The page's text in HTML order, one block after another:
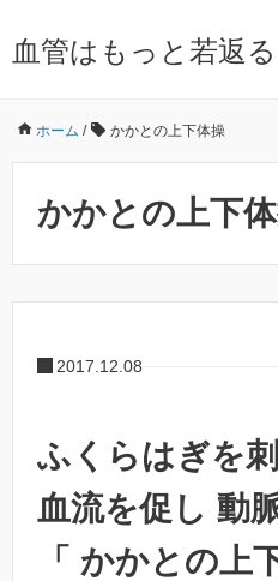
血管はもっと若返る
ホーム / かかとの上下体操
かかとの上下
2017.12.08
ふくらはぎを
血流を促し 動
「 かかとの上